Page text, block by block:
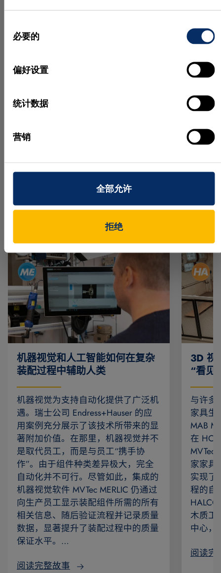
必要的
偏好设置
统计数据
营销
全部允许
拒绝
标颜色阈值匹配的区域。通过移除超过预定义最小/
最大尺寸的检测结果，可以筛选已检测到的区域。同
时还会计算区域的其他形状参数，以便进一步去除错
区域的体积。使用该信息亦可进一步删减错误检测，
避开不可采摘的作物丛，并可定义采摘的顺序。使用
换至世界坐标系，可以精确计算质点的 3D 位置。根
法。接着，机械臂接近目标，通过视觉伺服控制使目
标保持在图像中间，直至到达目标。
实际应用
更多成功案例
机器视觉和人工智能如何在复杂
装配过程中辅助人类
机器视觉为支持自动化提供了广泛机
遇。瑞士公司 Endress+Hauser 的应
用案例充分展示了该技术所带来的显
著附加价值。在那里，机器视觉并不
是取代员工，而是与员工“携手协
作”。由于组件种类差异极大，完全
自动化并不可行。尽管如此，集成的
机器视觉软件 MVTec MERLIC 仍通过
向生产员工显示装配组件所需的所有
相关信息、随后验证流程并记录质量
数据，显著提升了装配过程中的质量
保证水平。…
阅读完整故事
3D 视
“看见
与许多
家具生
MAB
在
MVTec
家家具
实现了
程的自
木质工
中心，
阅读完